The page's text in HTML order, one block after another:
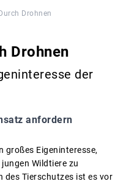
Drohnen
Drohnen
der
anfordern
großes Eigeninteresse,
Wildtiere zu
des Tierschutzes ist es vor